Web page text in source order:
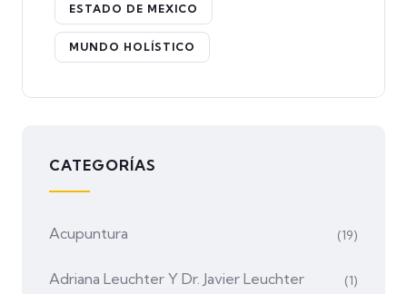
ESTADO DE MEXICO
MUNDO HOLÍSTICO
CATEGORÍAS
Acupuntura (19)
Adriana Leuchter Y Dr. Javier Leuchter (1)